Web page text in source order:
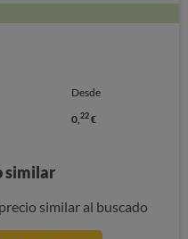
Desde
0,22 €
similar
similar al buscado